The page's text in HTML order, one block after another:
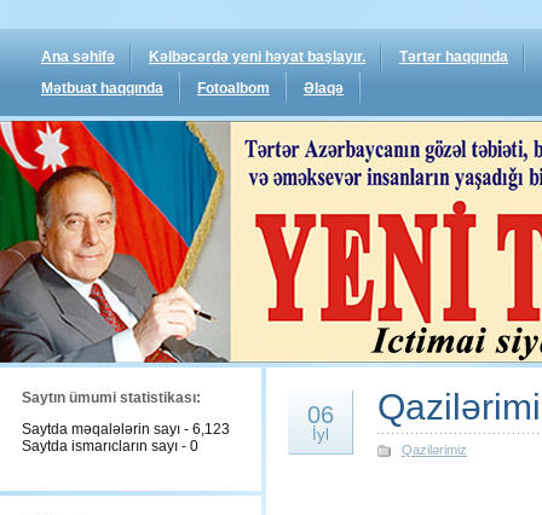
Ana səhifə Kəlbəcərdə yeni həyat başlayır.
Tərtər haqqında
Mətbuat haqqında
Fotoalbom Əlaqə
Saytın ümumi statistikası:
Saytda məqalələrin sayı - 6,123
Saytda ismarıcların sayı - 0
06
İyl
Qazilərimiz